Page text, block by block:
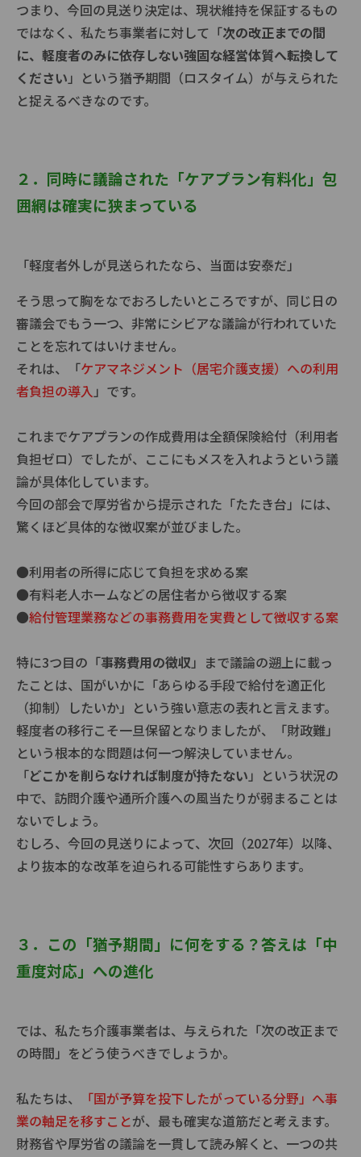
つまり、今回の見送り決定は、現状維持を保証するもの
ではなく、私たち事業者に対して「次の改正までの間
に、軽度者のみに依存しない強固な経営体質へ転換して
ください」という猶予期間（ロスタイム）が与えられた
と捉えるべきなのです。
２．同時に議論された「ケアプラン有料化」包
囲網は確実に狭まっている
「軽度者外しが見送られたなら、当面は安泰だ」
そう思って胸をなでおろしたいところですが、同じ日の
審議会でもう一つ、非常にシビアな議論が行われていた
ことを忘れてはいけません。
それは、「ケアマネジメント（居宅介護支援）への利用
者負担の導入」です。
これまでケアプランの作成費用は全額保険給付（利用者
負担ゼロ）でしたが、ここにもメスを入れようという議
論が具体化しています。
今回の部会で厚労省から提示された「たたき台」には、
驚くほど具体的な徴収案が並びました。
●利用者の所得に応じて負担を求める案
●有料老人ホームなどの居住者から徴収する案
●給付管理業務などの事務費用を実費として徴収する案
特に3つ目の「事務費用の徴収」まで議論の遡上に載っ
たことは、国がいかに「あらゆる手段で給付を適正化
（抑制）したいか」という強い意志の表れと言えます。
軽度者の移行こそ一旦保留となりましたが、「財政難」
という根本的な問題は何一つ解決していません。
「どこかを削らなければ制度が持たない」という状況の
中で、訪問介護や通所介護への風当たりが弱まることは
ないでしょう。
むしろ、今回の見送りによって、次回（2027年）以降、
より抜本的な改革を迫られる可能性すらあります。
３．この「猶予期間」に何をする？答えは「中
重度対応」への進化
では、私たち介護事業者は、与えられた「次の改正まで
の時間」をどう使うべきでしょうか。
私たちは、
「国が予算を投下したがっている分野」へ事
業の軸足を移すことが、最も確実な道筋だと考えます。
財務省や厚労省の議論を一貫して読み解くと、一つの共